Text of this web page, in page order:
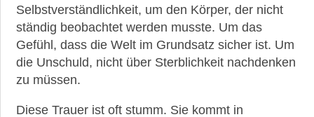
Selbstverständlichkeit, um den Körper, der nicht
ständig beobachtet werden musste. Um das
Gefühl, dass die Welt im Grundsatz sicher ist. Um
die Unschuld, nicht über Sterblichkeit nachdenken
zu müssen.
Diese Trauer ist oft stumm. Sie kommt in